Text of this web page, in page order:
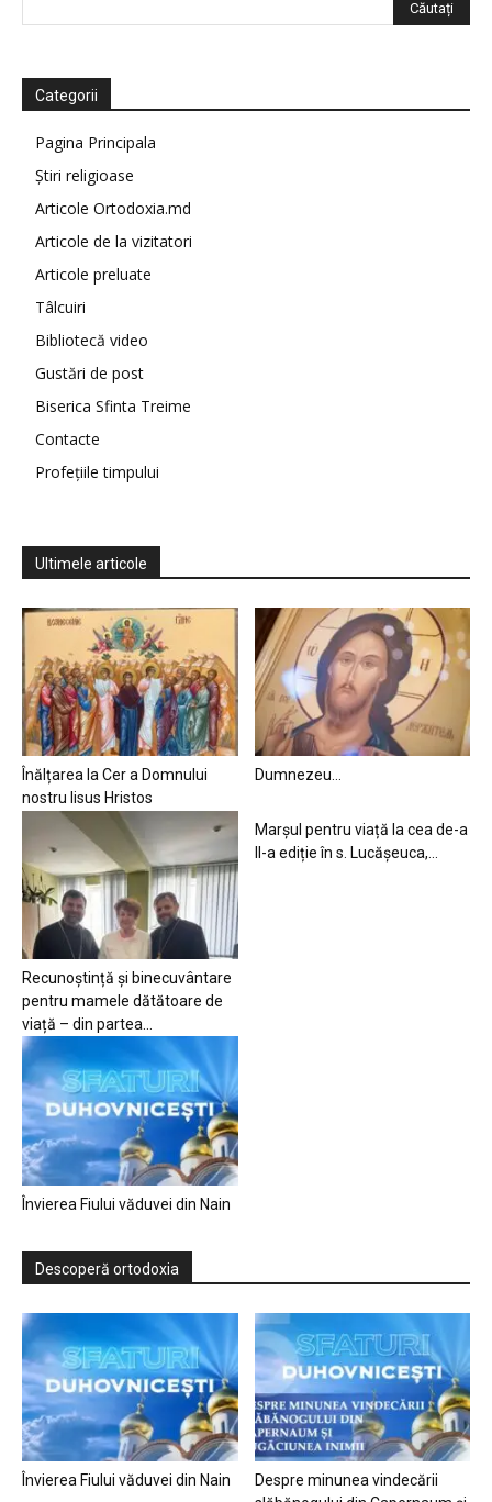
Categorii
Pagina Principala
Știri religioase
Articole Ortodoxia.md
Articole de la vizitatori
Articole preluate
Tâlcuiri
Bibliotecă video
Gustări de post
Biserica Sfinta Treime
Contacte
Profețiile timpului
Ultimele articole
Înălțarea la Cer a Domnului
nostru Iisus Hristos
Dumnezeu…
Recunoștință și binecuvântare
pentru mamele dătătoare de
viață – din partea...
Marșul pentru viață la cea de-a
II-a ediție în s. Lucășeuca,...
Învierea Fiului văduvei din Nain
Descoperă ortodoxia
Învierea Fiului văduvei din Nain
Despre minunea vindecării